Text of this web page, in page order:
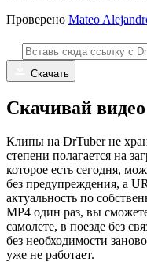
Проверено Mateo
Скачать
Скачивай
Клипы на DrTuber не
степени полагается на
которое есть сегодня,
без предупреждения, а
актуальность по
MP4 один раз, вы
самолете, в поезде без
без необходимости
уже не работает.